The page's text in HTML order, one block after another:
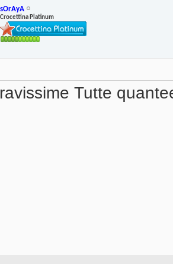
sOrAyA
Crocettina Platinum
Tutte